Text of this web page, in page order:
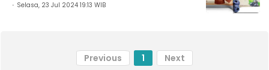
Selasa, 23 Jul 2024 19:13 WIB
Previous 1 Next